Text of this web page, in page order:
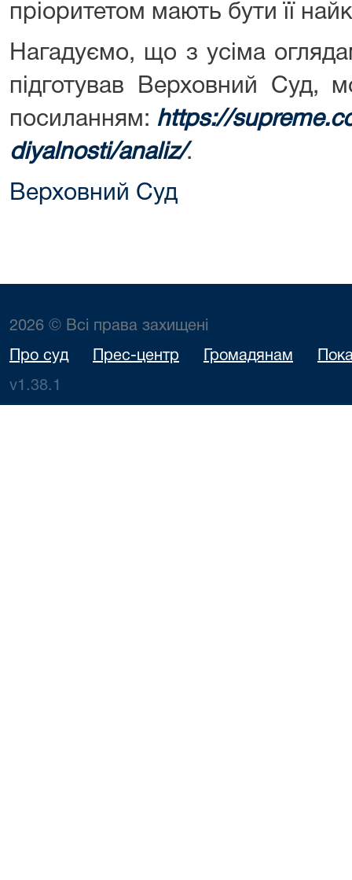
пріоритетом мають бути її
Нагадуємо, що з усіма
підготував Верховний Суд,
посиланням: https://
diyalnosti/analiz/.
Верховний Суд
2026 © Всі права захищені
Про суд Прес-центр Громадянам
v1.38.1